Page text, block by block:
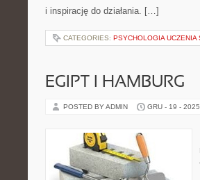
i inspirację do działania. […]
CATEGORIES: PSYCHOLOGIA UCZENIA
EGIPT I HAMBURG
POSTED BY ADMIN GRU - 19 - 2025